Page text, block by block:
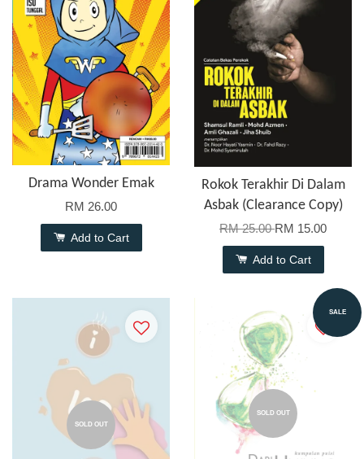
Drama Wonder Emak
RM 26.00
Add to Cart
Rokok Terakhir Di Dalam
Asbak (Clearance Copy)
RM 25.00RM 15.00
Add to Cart
SOLD OUT
SALE
SOLD OUT